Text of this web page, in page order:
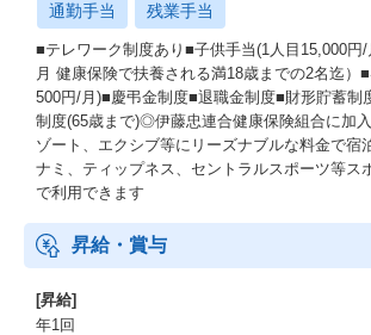
通勤手当 残業手当
■テレワーク制度あり■子供手当(1人目15,000円
月 健康保険で扶養される満18歳までの2名迄）
500円/月)■慶弔金制度■退職金制度■財形貯蓄制
制度(65歳まで)◎伊藤忠連合健康保険組合に加
ゾート、エクシブ等にリーズナブルな料金で宿
ナミ、ティップネス、セントラルスポーツ等ス
で利用できます
昇給・賞与
[昇給]
年1回